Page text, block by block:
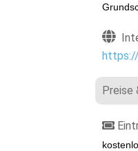
https://
Preise